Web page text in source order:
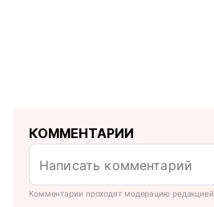
КОММЕНТАРИИ
Комментарии проходят модерацию редакцией